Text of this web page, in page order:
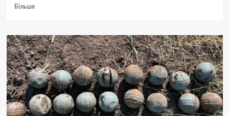
БільшеДокладніше
атака
на
Полтавщину:
поранена
людина,
пошкоджена
енергоінфраструктура